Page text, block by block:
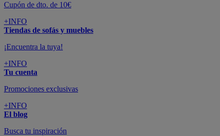
Cupón de dto. de 10€
+INFO
Tiendas de sofás y muebles
¡Encuentra la tuya!
+INFO
Tu cuenta
Promociones exclusivas
+INFO
El blog
Busca tu inspiración